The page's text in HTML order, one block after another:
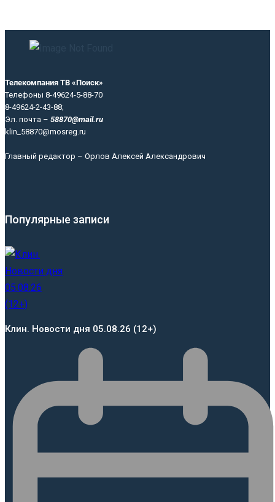
Телекомпания ТВ «Поиск»
Телефоны 8-49624-5-88-70
8-49624-2-43-88;
Эл. почта – 58870@mail.ru
klin_58870@mosreg.ru
Главный редактор – Орлов Алексей Александрович
Популярные записи
Клин. Новости дня 05.08.26 (12+)